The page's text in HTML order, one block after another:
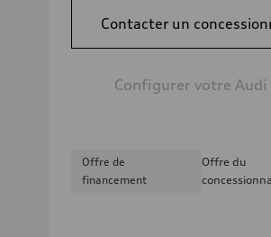
Contacter un
Configurer votre Audi
Offre de
financement
Offre du